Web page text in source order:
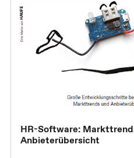
HR-Software:
Anbieterübersicht